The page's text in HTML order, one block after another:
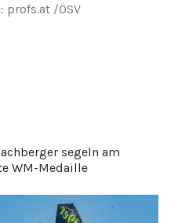
profs.at /ÖSV
segeln am
WM-Medaille